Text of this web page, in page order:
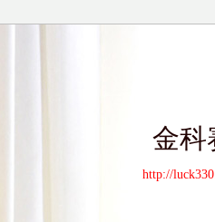
金科
http://